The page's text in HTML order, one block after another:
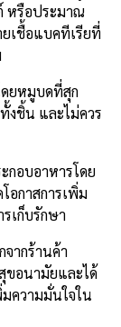
หรือประมาณ
เชื้อแบคทีเรียที่
ดยหมูบดที่สุก
งชิ้น และไม่ควร
อบอาหารโดย
อกาสการเพิ่ม
เก็บรักษา
ากร้านค้า
ขอนามัยและได้
ความมั่นใจใน